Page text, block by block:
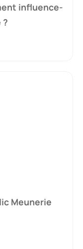
influence-
?
Meunerie